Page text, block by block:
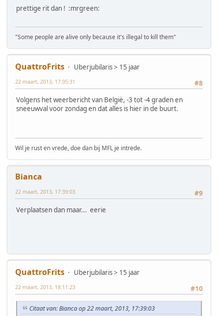
prettige rit dan ! :mrgreen:
"Some people are alive only because it's illegal to kill them"
QuattroFrits
Uberjubilaris > 15 jaar
#8
22 maart, 2013, 17:05:31
Volgens het weerbericht van België, -3 tot -4 graden en
sneeuwval voor zondag en dat alles is hier in de buurt.
Wil je rust en vrede, doe dan bij MFL je intrede.
Bianca
#9
22 maart, 2013, 17:39:03
Verplaatsen dan maar... eerie
QuattroFrits
Uberjubilaris > 15 jaar
#10
22 maart, 2013, 18:11:23
Citaat van: Bianca op 22 maart, 2013, 17:39:03